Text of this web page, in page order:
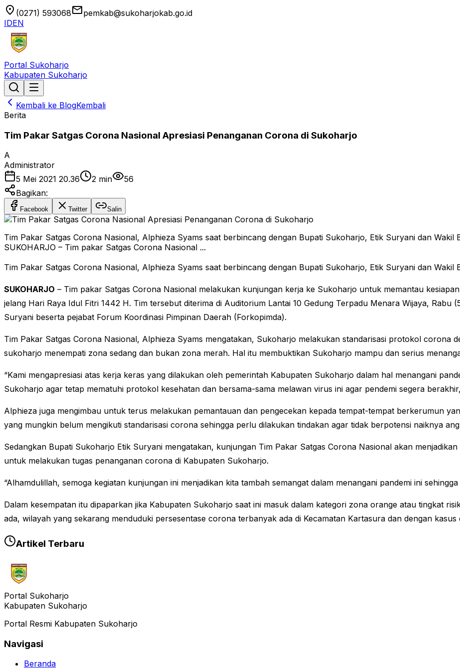
location_on (0271) 593068emailpemkab@sukoharjokab.go.id
IDEN
Portal Sukoharjo
Kabupaten Sukoharjo
Kembali ke BlogKembali
Berita
Tim Pakar Satgas Corona Nasional Apresiasi Penanganan Corona di Sukoharjo
A
Administrator
5 Mei 2021 20.36
2 min
56
Bagikan:
Facebook Twitter Salin
Tim Pakar Satgas Corona Nasional, Alphieza Syams saat berbincang dengan Bupati Sukoharjo, Etik Suryani dan Wakil
SUKOHARJO – Tim pakar Satgas Corona Nasional ...
Tim Pakar Satgas Corona Nasional, Alphieza Syams saat berbincang dengan Bupati Sukoharjo, Etik Suryani dan Wakil
SUKOHARJO – Tim pakar Satgas Corona Nasional melakukan kunjungan kerja ke Sukoharjo untuk memantau
jelang Hari Raya Idul Fitri 1442 H. Tim tersebut diterima di Auditorium Lantai 10 Gedung Terpadu Menara Wijaya, Rabu
Suryani beserta pejabat Forum Koordinasi Pimpinan Daerah (Forkopimda).
Tim Pakar Satgas Corona Nasional, Alphieza Syams mengatakan, Sukoharjo melakukan standarisasi protokol corona
sukoharjo menempati zona sedang dan bukan zona merah. Hal itu membuktikan Sukoharjo mampu dan serius
“Kami mengapresiasi atas kerja keras yang dilakukan oleh pemerintah Kabupaten Sukoharjo dalam hal menangani
Sukoharjo agar tetap mematuhi protokol kesehatan dan bersama-sama melawan virus ini agar pendemi segera
Alphieza juga mengimbau untuk terus melakukan pemantauan dan pengecekan kepada tempat-tempat berkerumun
yang mungkin belum mengikuti standarisasi corona sehingga perlu dilakukan tindakan agar tidak berpotensi naiknya
Sedangkan Bupati Sukoharjo Etik Suryani mengatakan, kunjungan Tim Pakar Satgas Corona Nasional akan
untuk melakukan tugas penanganan corona di Kabupaten Sukoharjo.
“Alhamdulillah, semoga kegiatan kunjungan ini menjadikan kita tambah semangat dalam menangani pandemi ini
Dalam kesempatan itu dipaparkan jika Kabupaten Sukoharjo saat ini masuk dalam kategori zona orange atau tingkat
ada, wilayah yang sekarang menduduki persesentase corona terbanyak ada di Kecamatan Kartasura dan dengan
Artikel Terbaru
Portal Sukoharjo
Kabupaten Sukoharjo
Portal Resmi Kabupaten Sukoharjo
Navigasi
Beranda